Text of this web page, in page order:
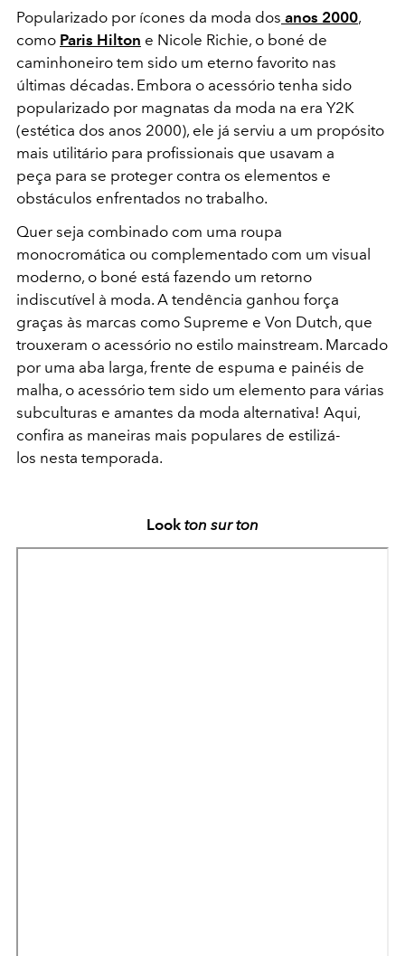
Popularizado por ícones da moda dos anos 2000,
como Paris Hilton e Nicole Richie, o boné de
caminhoneiro tem sido um eterno favorito nas
últimas décadas. Embora o acessório tenha sido
popularizado por magnatas da moda na era Y2K
(estética dos anos 2000), ele já serviu a um propósito
mais utilitário para profissionais que usavam a
peça para se proteger contra os elementos e
obstáculos enfrentados no trabalho.
Quer seja combinado com uma roupa
monocromática ou complementado com um visual
moderno, o boné está fazendo um retorno
indiscutível à moda. A tendência ganhou força
graças às marcas como Supreme e Von Dutch, que
trouxeram o acessório no estilo mainstream. Marcado
por uma aba larga, frente de espuma e painéis de
malha, o acessório tem sido um elemento para várias
subculturas e amantes da moda alternativa! Aqui,
confira as maneiras mais populares de estilizá-
los nesta temporada.
Look ton sur ton